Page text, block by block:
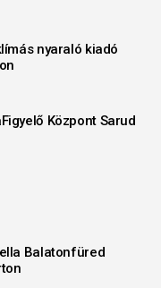
nyaraló kiadó
Központ Sarud
Balatonfüred